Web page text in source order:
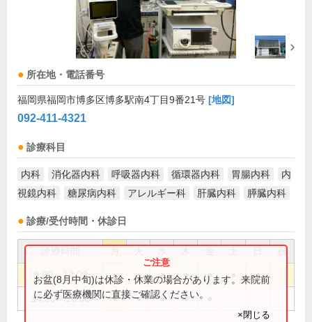
所在地・電話番号
福岡県福岡市博多区博多駅南4丁目9番21号 [地図]
092-411-4321
診療科目
内科 消化器内科 呼吸器内科 循環器内科 胃腸内科
内
視鏡内科
糖尿病内科 アレルギー科 肝臓内科 膵臓内科
診療/受付時間・休診日
祝
9:00～13:00 ● ● ● ● ● ●
14:30～18:00 ● ● ● ●
お盆(8月中旬)は休診・休業の場合があります。来院前
に必ず医療機関に直接ご確認ください。
×閉じる